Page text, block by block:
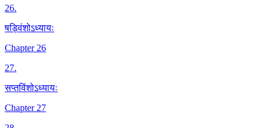
26.
षड्विंशोऽध्यायः
Chapter 26
27.
सप्तविंशोऽध्यायः
Chapter 27